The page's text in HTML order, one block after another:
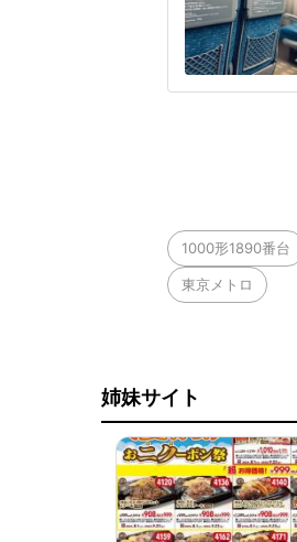
1000形1890番台
東京メトロ
姉妹サイト